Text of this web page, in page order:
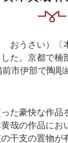
おうさい）〔
た。京都で楠
市伊部で陶
た豪快な作品
哉の作品にお
干支の置物が